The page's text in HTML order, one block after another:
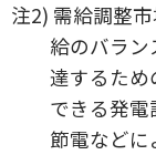
注2) 需給調整
給のバラ
達するた
できる発
節電などに